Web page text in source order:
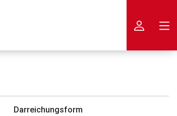
Darreichungsform